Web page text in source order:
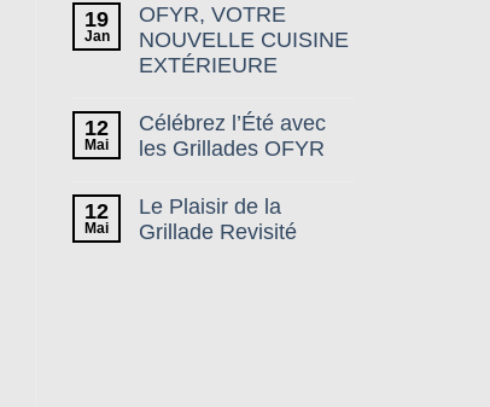
19
Jan
OFYR, VOTRE
NOUVELLE CUISINE
EXTÉRIEURE
12
Mai
Célébrez l’Été avec
les Grillades OFYR
12
Mai
Le Plaisir de la
Grillade Revisité